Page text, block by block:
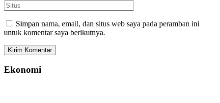
Simpan nama, email, dan situs web saya pada peramban ini
untuk komentar saya berikutnya.
Ekonomi